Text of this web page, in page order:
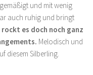
und mit wenig
auch ruhig und bringt
rockt es doch noch ganz
Melodisch und
diesem Silberling.